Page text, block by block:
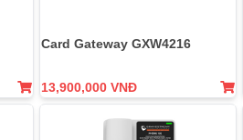
Card Gateway GXW4216
13,900,000 VNĐ